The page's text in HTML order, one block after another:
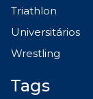
Triathlon
Universitários
Wrestling
Tags